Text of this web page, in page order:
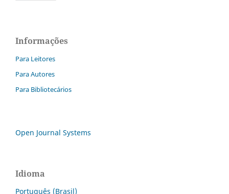
Informações
Para Leitores
Para Autores
Para Bibliotecários
Open Journal Systems
Idioma
Português (Brasil)